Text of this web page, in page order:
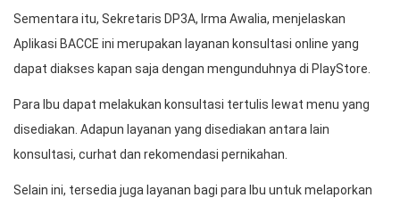
Sementara itu, Sekretaris DP3A, Irma Awalia, menjelaskan
Aplikasi BACCE ini merupakan layanan konsultasi online yang
dapat diakses kapan saja dengan mengunduhnya di PlayStore.
Para Ibu dapat melakukan konsultasi tertulis lewat menu yang
disediakan. Adapun layanan yang disediakan antara lain
konsultasi, curhat dan rekomendasi pernikahan.
Selain ini, tersedia juga layanan bagi para Ibu untuk melaporkan